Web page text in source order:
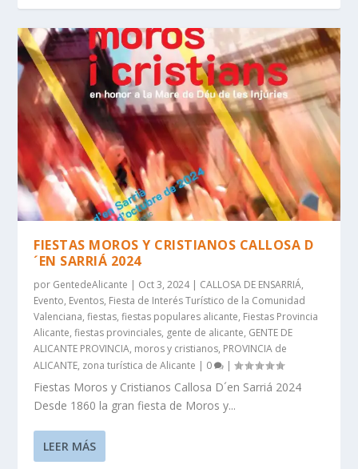
FIESTAS MOROS Y CRISTIANOS CALLOSA D
´EN SARRIÁ 2024
por GentedeAlicante | Oct 3, 2024| CALLOSA DE ENSARRIÁ,
Evento, Eventos, Fiesta de Interés Turístico de la Comunidad
Valenciana,fiestas,fiestas populares alicante, Fiestas Provincia
Alicante,fiestas provinciales, gente de alicante, GENTE DE
ALICANTE PROVINCIA, moros y cristianos, PROVINCIA de
ALICANTE, zona turística de Alicante | 0 |
Fiestas Moros y Cristianos Callosa D´en Sarriá 2024
Desde 1860 la gran fiesta de Moros y...
LEER MÁS